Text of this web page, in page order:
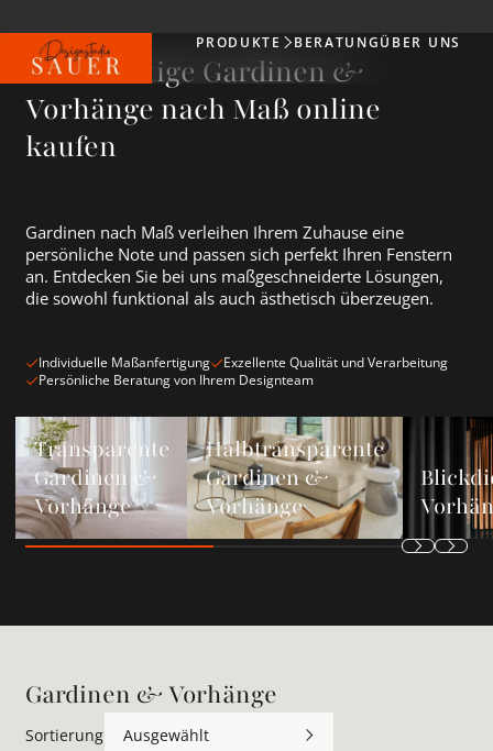
Produkte
PRODUKTE BERATUNGÜBER UNS
Hochwertige Gardinen &
Vorhänge nach Maß online
kaufen
Gardinen nach Maß verleihen Ihrem Zuhause eine
persönliche Note und passen sich perfekt Ihren Fenstern
an. Entdecken Sie bei uns maßgeschneiderte Lösungen,
die sowohl funktional als auch ästhetisch überzeugen.
Individuelle Maßanfertigung
Exzellente Qualität und Verarbeitung
Persönliche Beratung von Ihrem Designteam
Transparente Gardinen &amp; Vorhänge ansehen
Transparente
Gardinen &
Vorhänge
Halbtransparente Gardinen &amp;
Halbtransparente
Gardinen &
Vorhänge
Gardinen & Vorhänge
Sortierung Ausgewählt